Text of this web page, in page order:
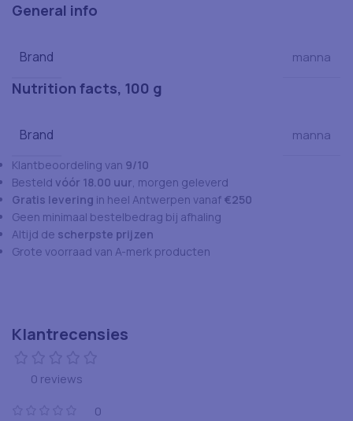
General info
Brand manna
Nutrition facts, 100 g
Brand manna
Klantbeoordeling van 9/10
Besteld vóór 18.00 uur, morgen geleverd
Gratis levering in heel Antwerpen vanaf €250
Geen minimaal bestelbedrag bij afhaling
Altijd de scherpste prijzen
Grote voorraad van A-merk producten
Klantrecensies
0 reviews
0